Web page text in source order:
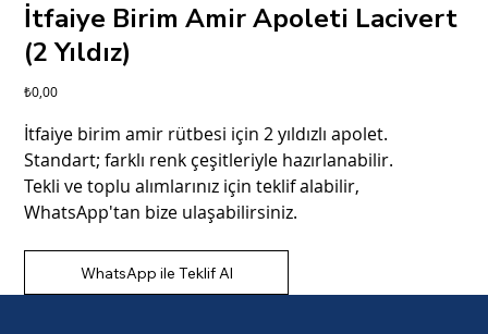
İtfaiye Birim Amir Apoleti Lacivert
(2 Yıldız)
Fiyat
₺0,00
İtfaiye birim amir rütbesi için 2 yıldızlı apolet.
Standart; farklı renk çeşitleriyle hazırlanabilir.
Tekli ve toplu alımlarınız için teklif alabilir,
WhatsApp'tan bize ulaşabilirsiniz.
WhatsApp ile Teklif Al